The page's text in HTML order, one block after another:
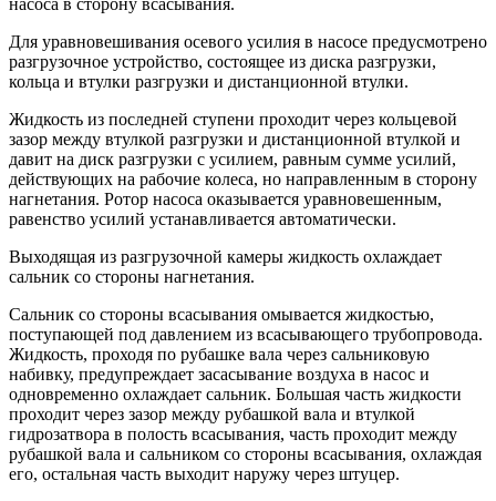
насоса в сторону всасывания.
Для уравновешивания осевого усилия в насосе предусмотрено
разгрузочное устройство, состоящее из диска разгрузки,
кольца и втулки разгрузки и дистанционной втулки.
Жидкость из последней ступени проходит через кольцевой
зазор между втулкой разгрузки и дистанционной втулкой и
давит на диск разгрузки с усилием, равным сумме усилий,
действующих на рабочие колеса, но направленным в сторону
нагнетания. Ротор насоса оказывается уравновешенным,
равенство усилий устанавливается автоматически.
Выходящая из разгрузочной камеры жидкость охлаждает
сальник со стороны нагнетания.
Сальник со стороны всасывания омывается жидкостью,
поступающей под давлением из всасывающего трубопровода.
Жидкость, проходя по рубашке вала через сальниковую
набивку, предупреждает засасывание воздуха в насос и
одновременно охлаждает сальник. Большая часть жидкости
проходит через зазор между рубашкой вала и втулкой
гидрозатвора в полость всасывания, часть проходит между
рубашкой вала и сальником со стороны всасывания, охлаждая
его, остальная часть выходит наружу через штуцер.